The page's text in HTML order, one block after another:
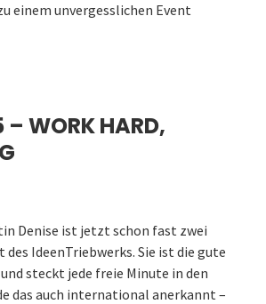
einem unvergesslichen Event
– WORK HARD,
Denise ist jetzt schon fast zwei
des IdeenTriebwerks. Sie ist die gute
und steckt jede freie Minute in den
das auch international anerkannt –